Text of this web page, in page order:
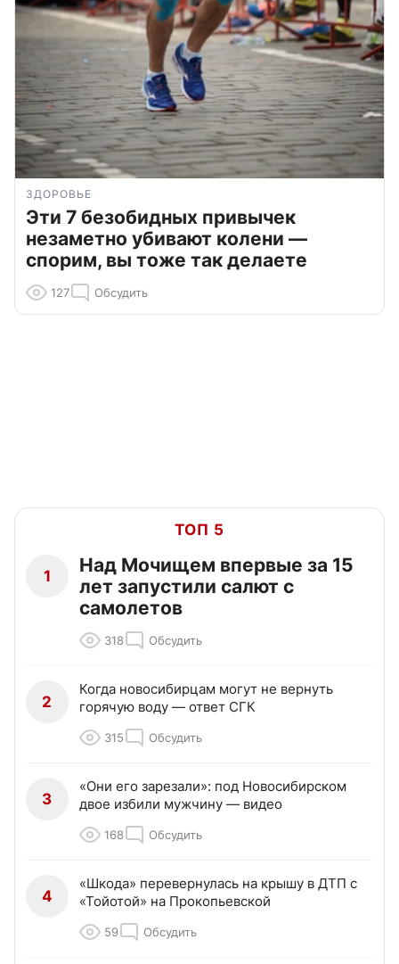
ЗДОРОВЬЕ
Эти 7 безобидных привычек
незаметно убивают колени —
спорим, вы тоже так делаете
127 Обсудить
ТОП 5
1
Над Мочищем впервые за 15
лет запустили салют с
самолетов
318 Обсудить
2
Когда новосибирцам могут не вернуть
горячую воду — ответ СГК
315 Обсудить
3
«Они его зарезали»: под Новосибирском
двое избили мужчину — видео
168 Обсудить
4
«Шкода» перевернулась на крышу в ДТП с
«Тойотой» на Прокопьевской
59 Обсудить